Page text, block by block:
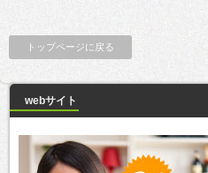
トップページに戻る
webサイト